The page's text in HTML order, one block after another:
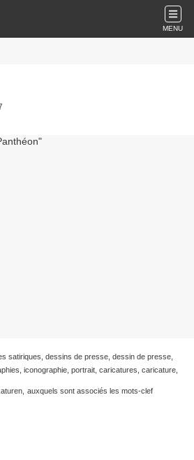
MENU
satiriques, dessins de presse, dessin de presse,
iconographie, portrait, caricatures, caricature,
auxquels sont associés les mots-clef